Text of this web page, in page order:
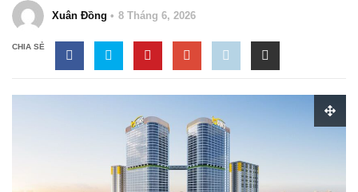
Xuân Đồng 8 Tháng 6, 2026
CHIA SẺ